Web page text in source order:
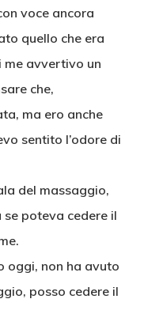
voce ancora
quello che era
me avvertivo un
che,
ma ero anche
sentito l’odore di
del massaggio,
poteva cedere il
oggi, non ha avuto
posso cedere il